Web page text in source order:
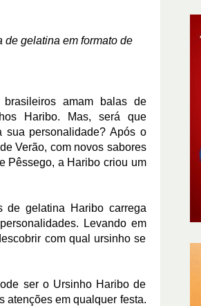
gelatina em formato de
brasileiros amam balas de
Haribo. Mas, será que
personalidade? Após o
Verão, com novos sabores
Pêssego, a Haribo criou um
gelatina Haribo carrega
Levando em
com qual ursinho se
ser o Ursinho Haribo de
atenções em qualquer festa.